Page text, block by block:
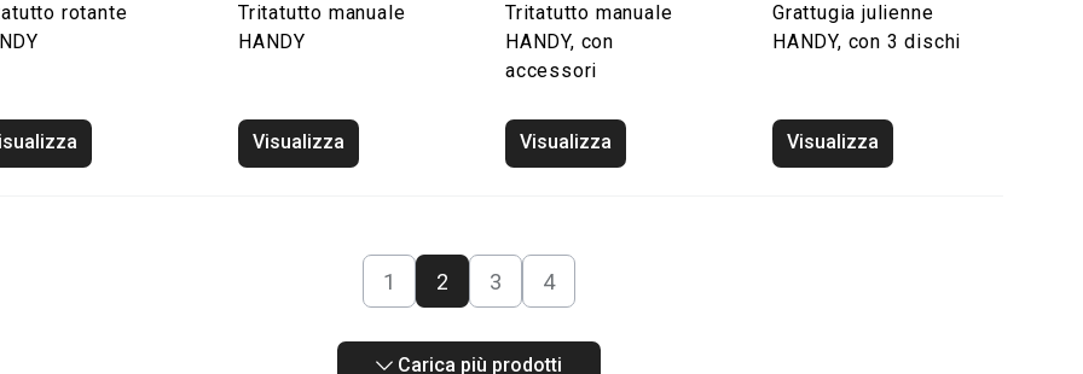
rotante
Tritatutto manuale
HANDY
Visualizza
Tritatutto manuale
HANDY, con
accessori
Visualizza
Grattugia julienne
HANDY, con 3 dischi
Visualizza
1 2 3 4
Carica più prodotti